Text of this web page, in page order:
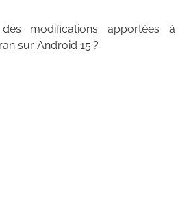
modifications apportées à
sur Android 15 ?